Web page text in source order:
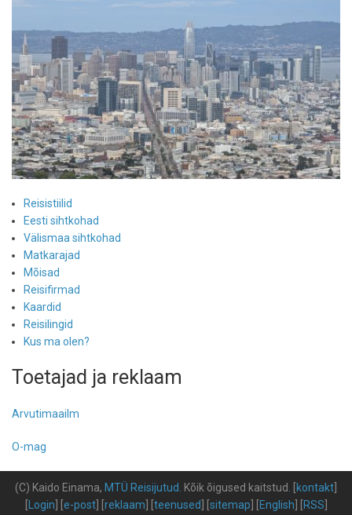
Reisistiilid
Eesti sihtkohad
Välismaa sihtkohad
Matkarajad
Mõisad
Reisifirmad
Kaardid
Reisilingid
Kus ma olen?
Toetajad ja reklaam
Arvutimaailm
O-mag
(C) Kaido Einama, MTÜ Reisijutud. Kõik õigused kaitstud. kontakt
Login e-post] [ reklaam teenused sitemap English RSS